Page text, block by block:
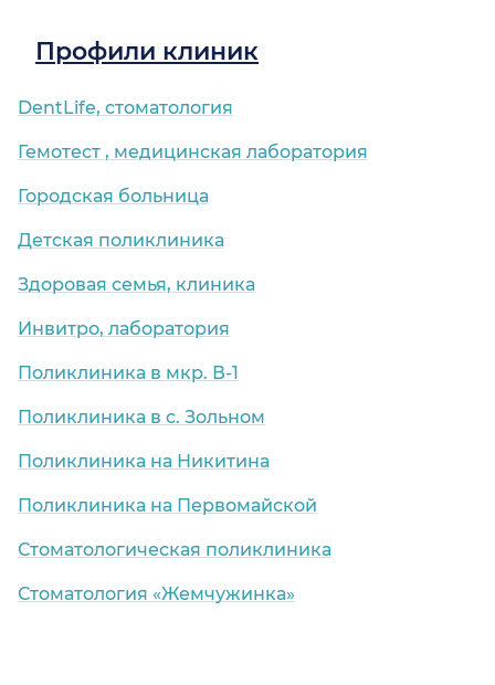
Профили клиник
DentLife, стоматология
Гемотест , медицинская лаборатория
Городская больница
Детская поликлиника
Здоровая семья, клиника
Инвитро, лаборатория
Поликлиника в мкр. В-1
Поликлиника в с. Зольном
Поликлиника на Никитина
Поликлиника на Первомайской
Стоматологическая поликлиника
Стоматология «Жемчужинка»